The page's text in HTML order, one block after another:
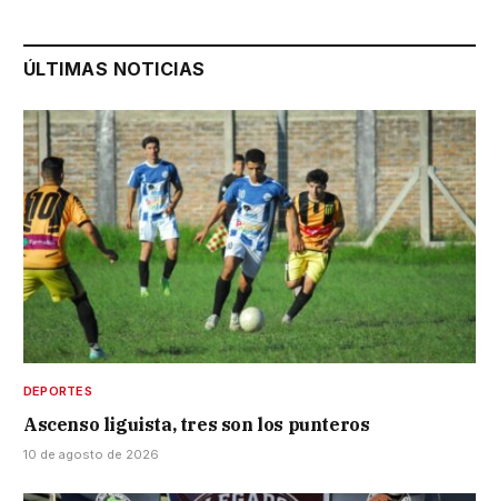
ÚLTIMAS NOTICIAS
DEPORTES
Ascenso liguista, tres son los punteros
10 de agosto de 2026